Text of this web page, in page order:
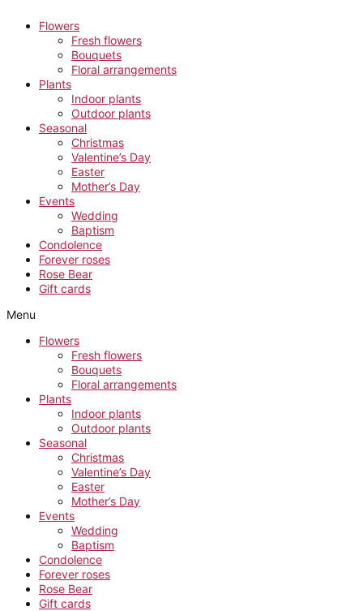
Flowers
Fresh flowers
Bouquets
Floral arrangements
Plants
Indoor plants
Outdoor plants
Seasonal
Christmas
Valentine’s Day
Easter
Mother’s Day
Events
Wedding
Baptism
Condolence
Forever roses
Rose Bear
Gift cards
Menu
Flowers
Fresh flowers
Bouquets
Floral arrangements
Plants
Indoor plants
Outdoor plants
Seasonal
Christmas
Valentine’s Day
Easter
Mother’s Day
Events
Wedding
Baptism
Condolence
Forever roses
Rose Bear
Gift cards